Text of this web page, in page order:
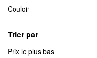
Couloir
Trier par
Prix le plus bas